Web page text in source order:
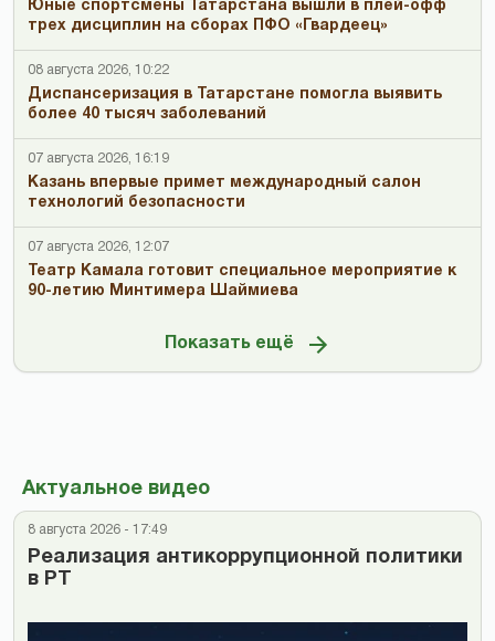
Юные спортсмены Татарстана вышли в плей-офф
трех дисциплин на сборах ПФО «Гвардеец»
08 августа 2026, 10:22
Диспансеризация в Татарстане помогла выявить
более 40 тысяч заболеваний
07 августа 2026, 16:19
Казань впервые примет международный салон
технологий безопасности
07 августа 2026, 12:07
Театр Камала готовит специальное мероприятие к
90-летию Минтимера Шаймиева
Показать ещё
Актуальное видео
8 августа 2026 - 17:49
Реализация антикоррупционной политики
в РТ